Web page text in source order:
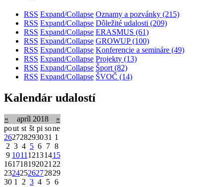
RSS Expand/Collapse Oznamy a pozvánky (215)
RSS Expand/Collapse Dôležité udalosti (209)
RSS Expand/Collapse ERASMUS (61)
RSS Expand/Collapse GROWUP(100)
RSS Expand/Collapse Konferencie a semináre (49)
RSS Expand/Collapse Projekty (13)
RSS Expand/Collapse Šport (82)
RSS Expand/Collapse ŠVOČ (14)
Kalendár udalostí
« apríl 2018
»
pout st št pi sone
262728293031 1
2 3 4 5 6 7 8
9 101112131415
16171819202122
23242526272829
30 1 2 3 4 5 6